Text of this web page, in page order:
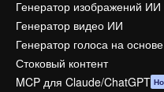
Генератор изображений ИИ
Генератор видео ИИ
Генератор голоса на
Стоковый контент
MCP для Claude/ChatGPT